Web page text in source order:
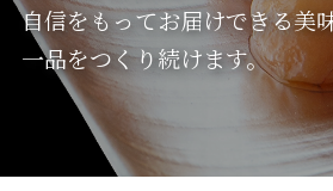
自信をもってお届けできる美
一品をつくり続けます。